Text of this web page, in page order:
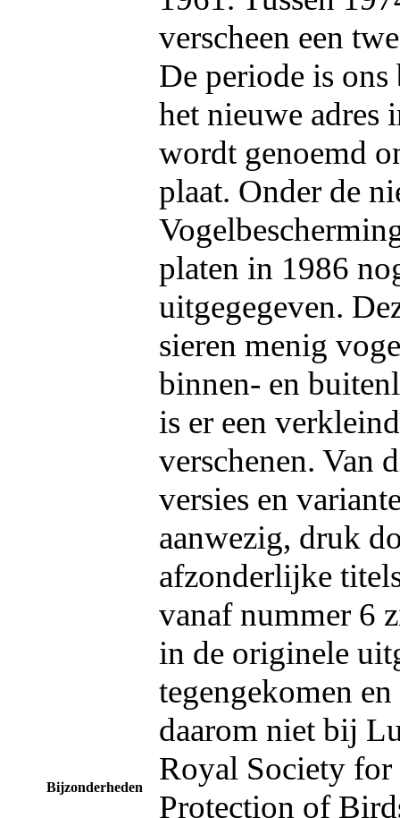
Bijzonderheden
verscheen een
De periode is
het nieuwe adres
wordt genoemd
plaat. Onder de
platen in 1986
uitgegegeven.
sieren menig
binnen- en
is er een
verschenen. Van
versies en
aanwezig, druk
afzonderlijke
vanaf nummer 6
in de originele
tegengekomen
daarom niet bij
Royal Society for
Protection of